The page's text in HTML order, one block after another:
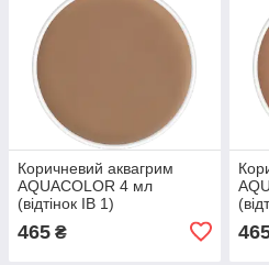
Коричневий аквагрим
AQUACOLOR 4 мл
(відтінок ІВ 1)
465 ₴